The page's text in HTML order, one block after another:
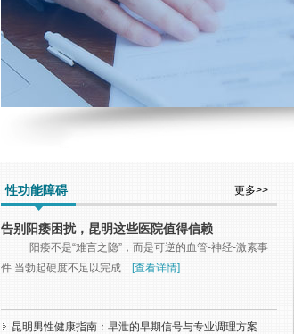
更多>>
性功能障碍
告别阳痿困扰，昆明这些医院值得信赖
阳痿不是“难言之隐”，而是可逆的血管-神经-激素事
件 当勃起硬度不足以完成... [查看详情]
昆明男性健康指南：早泄的早期信号与专业调理方案